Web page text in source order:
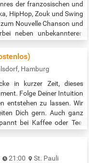
der franzosischen und
HipHop, Zouk und Swing
Nouvelle Chanson und
neben unbekannteren
Bertrand, sowie von Les…
Hamburg
in kurzer Zeit, dieses
Folge Deiner Intuition
entstehen zu lassen. Wir
Dich gern. Auch ganz
bei Kaffee oder Tee,
zum…
21:00
St. Pauli